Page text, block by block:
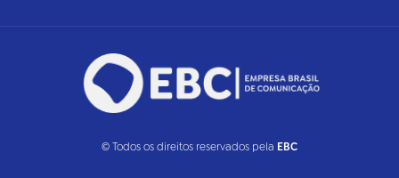
© Todos os direitos reservados pela EBC